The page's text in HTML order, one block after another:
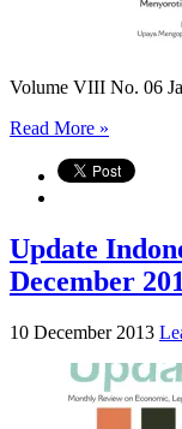
Volume VIII No. 06
Read More »
Update
December
10 December 2013